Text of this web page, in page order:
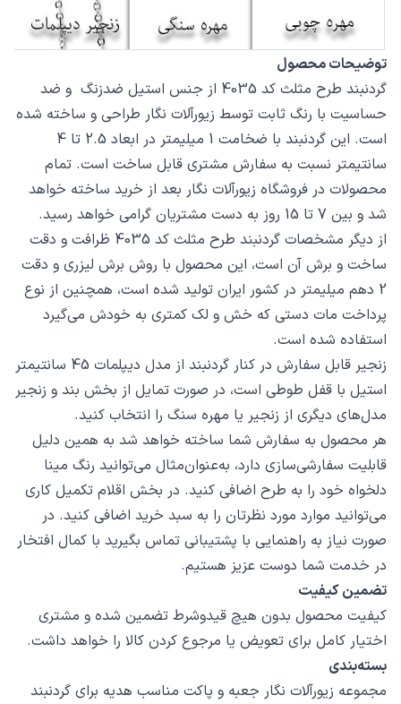
توضیحات محصول
گردنبند طرح مثلث کد 4035 از جنس استیل ضدزنگ و ضد
حساسیت با رنگ ثابت توسط زیورآلات نگار طراحی و ساخته شده
است. این گردنبند با ضخامت 1 میلیمتر در ابعاد 2.5 تا 4
سانتیمتر نسبت به سفارش مشتری قابل ساخت است. تمام
محصولات در فروشگاه زیورآلات نگار بعد از خرید ساخته خواهد
شد و بین 7 تا 15 روز به دست مشتریان گرامی خواهد رسید.
از دیگر مشخصات گردنبند طرح مثلث کد 4035 ظرافت و دقت
ساخت و برش آن است، این محصول با روش برش لیزری و دقت
2 دهم میلیمتر در کشور ایران تولید شده است، همچنین از نوع
پرداخت مات دستی که خش و لک کمتری به خودش می‌گیرد
استفاده شده است.
زنجیر قابل سفارش در کنار گردنبند از مدل دیپلمات 45 سانتیمتر
استیل با قفل طوطی است، در صورت تمایل از بخش بند و زنجیر
مدل‌های دیگری از زنجیر یا مهره سنگ را انتخاب کنید.
هر محصول به سفارش شما ساخته خواهد شد به همین دلیل
قابلیت سفارشی‌سازی دارد، به‌عنوان‌مثال می‌توانید رنگ مینا
دلخواه خود را به طرح اضافی کنید. در بخش اقلام تکمیل کاری
می‌توانید موارد مورد نظرتان را به سبد خرید اضافی کنید. در
صورت نیاز به راهنمایی با پشتیبانی تماس بگیرید با کمال افتخار
در خدمت شما دوست عزیز هستیم.
تضمین کیفیت
کیفیت محصول بدون هیچ قیدوشرط تضمین شده و مشتری
اختیار کامل برای تعویض یا مرجوع کردن کالا را خواهد داشت.
بسته‌بندی
مجموعه زیورآلات نگار جعبه و پاکت مناسب هدیه برای گردنبند